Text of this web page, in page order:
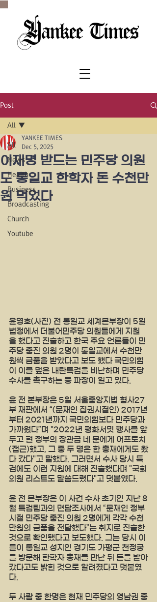
Post
All
News
Health
Business
Broadcasting
Church
Youtube
All
이재명 받드는 민주당 의원
도 통일교 한학자 돈 수천만
원 먹었다
YANKEE TIMES
Dec 5, 2025
윤영호(사진) 전 통일교 세계본부장이 5일
법정에서 더불어민주당 의원들에게 지원
을 했다고 진술하고 한국 주요 언론들이 민
주당 중진 의원 2명이 통일교에서 수천만
원씩 금품을 받았다고 보도 했다 국민의힘
이 이를 덮은 내란특검을 비난하며 민주당
수사를 촉구하는 등 파장이 일고 있다.
윤 전 본부장은 5일 서울중앙지법 형사27
부 재판에서 “(문재인 집권시절인) 2017년
부터 2021년까지 국민의힘보다 민주당과
가까웠다”며 "2022년 평화서밋 행사를 앞
두고 현 정부의 장관급 네 분에게 어프로치
(접근)했고, 그 중 두 명은 한 총재에게도 왔
다 갔다"고 말했다. 그러면서 수사 당시 특
검에도 이런 지원에 대해 진술했다며 "국회
의원 리스트도 말씀드렸다"고 덧붙였다.
윤 전 본부장은 이 사건 수사 초기인 지난 8
월 특검팀과의 면담조사에서 “문재인 정부
시절 민주당 중진 의원 2명에게 각각 수천
만원의 금품을 전달했다”는 취지로 진술한
것으로 확인됐다고 보도했다. 그는 당시 이
들이 통일교 성지인 경기도 가평군 천정궁
을 방문해 한학자 총재를 만난 뒤 돈을 받아
갔다고도 밝힌 것으로 알려졌다고 덧붙였
다.
두 사람 중 한명은 현재 민주당의 영남권 중